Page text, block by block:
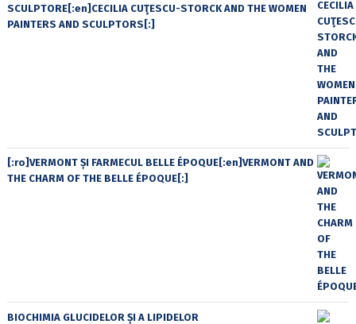
SCULPTORE[:en]CECILIA CUŢESCU-STORCK AND THE WOMEN
PAINTERS AND SCULPTORS[:]
[:ro]VERMONT ȘI FARMECUL BELLE ÉPOQUE[:en]VERMONT AND
THE CHARM OF THE BELLE ÉPOQUE[:]
BIOCHIMIA GLUCIDELOR ȘI A LIPIDELOR